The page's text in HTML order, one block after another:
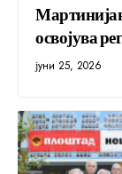
освојува
јуни 25, 2026